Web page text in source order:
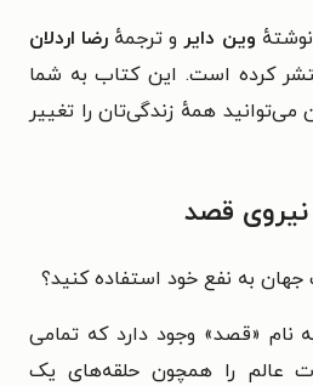
نوشتهٔ وین دایر و ترجمهٔ رضا اردلان
کرده است. این کتاب به شما
می‌توانید همهٔ زندگی‌تان را تغییر
نیروی قصد
به نفع خود استفاده کنید؟
نام «قصد» وجود دارد که تمامی
عالم را همچون حلقه‌های یک